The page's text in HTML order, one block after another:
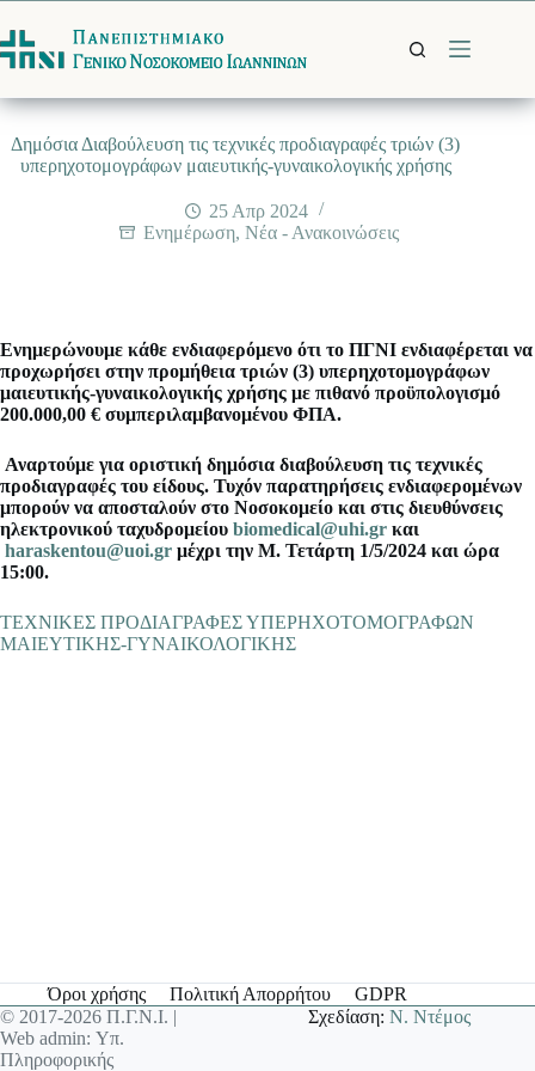
στο
περιεχόμενο
Δημόσια Διαβούλευση τις τεχνικές προδιαγραφές τριών (3)
υπερηχοτομογράφων μαιευτικής-γυναικολογικής χρήσης
25 Απρ 2024
Ενημέρωση,Νέα - Ανακοινώσεις
Ενημερώνουμε κάθε ενδιαφερόμενο ότι το ΠΓΝΙ ενδιαφέρεται να
προχωρήσει στην προμήθεια τριών (3) υπερηχοτομογράφων
μαιευτικής-γυναικολογικής χρήσης με πιθανό προϋπολογισμό
200.000,00 € συμπεριλαμβανομένου ΦΠΑ.
Αναρτούμε για οριστική δημόσια διαβούλευση τις τεχνικές
προδιαγραφές του είδους. Τυχόν παρατηρήσεις ενδιαφερομένων
μπορούν να αποσταλούν στο Νοσοκομείο και στις διευθύνσεις
ηλεκτρονικού ταχυδρομείου biomedical@uhi.gr και
haraskentou@uoi.gr μέχρι την Μ. Τετάρτη 1/5/2024 και ώρα
15:00.
ΤΕΧΝΙΚΕΣ ΠΡΟΔΙΑΓΡΑΦΕΣ ΥΠΕΡΗΧΟΤΟΜΟΓΡΑΦΩΝ
ΜΑΙΕΥΤΙΚΗΣ-ΓΥΝΑΙΚΟΛΟΓΙΚΗΣ
Όροι χρήσης Πολιτική Απορρήτου
GDPR
© 2017-2026 Π.Γ.Ν.Ι. |
Web admin: Υπ.
Πληροφορικής
Σχεδίαση:Ν. Ντέμος